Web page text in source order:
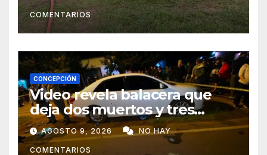
COMENTARIOS
CONCEPCIÓN
Video revela balacera que
deja dos muertos y tres
heridos en Tava’ i, Caazapá
AGOSTO 9, 2026 NO HAY
COMENTARIOS